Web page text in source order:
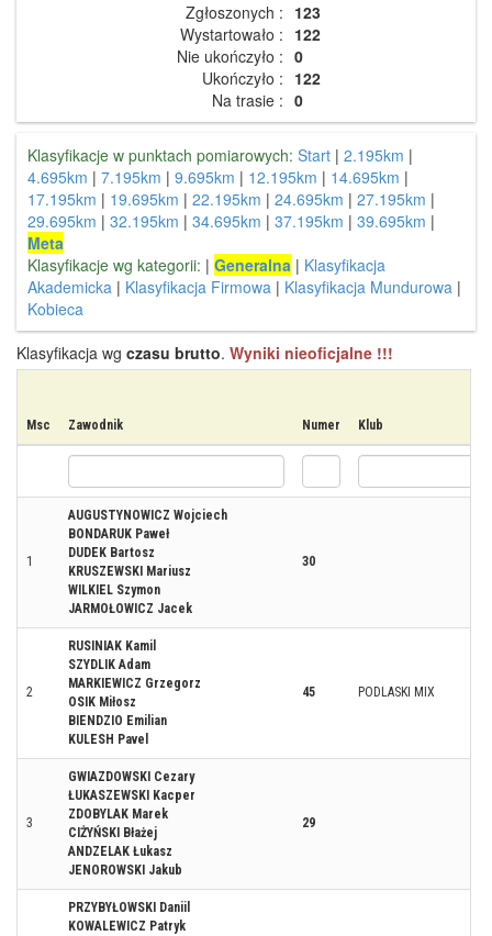
Zgłoszonych : 123
Wystartowało : 122
Nie ukończyło : 0
Ukończyło : 122
Na trasie : 0
Klasyfikacje w punktach pomiarowych: Start | 2.195km |
4.695km | 7.195km | 9.695km | 12.195km | 14.695km |
17.195km | 19.695km | 22.195km | 24.695km | 27.195km |
29.695km | 32.195km | 34.695km | 37.195km | 39.695km |
Meta
Klasyfikacje wg kategorii: | Generalna | Klasyfikacja
Akademicka | Klasyfikacja Firmowa | Klasyfikacja Mundurowa |
Kobieca
Klasyfikacja wg czasu brutto. Wyniki nieoficjalne !!!
Msc Zawodnik Numer Klub
1
AUGUSTYNOWICZ Wojciech
BONDARUK Paweł
DUDEK Bartosz
KRUSZEWSKI Mariusz
WILKIEL Szymon
JARMOŁOWICZ Jacek
30
2
RUSINIAK Kamil
SZYDLIK Adam
MARKIEWICZ Grzegorz
OSIK Miłosz
BIENDZIO Emilian
KULESH Pavel
45 PODLASKI MIX
3
GWIAZDOWSKI Cezary
ŁUKASZEWSKI Kacper
ZDOBYLAK Marek
CIŻYŃSKI Błażej
ANDZELAK Łukasz
JENOROWSKI Jakub
29
PRZYBYŁOWSKI Daniil
KOWALEWICZ Patryk